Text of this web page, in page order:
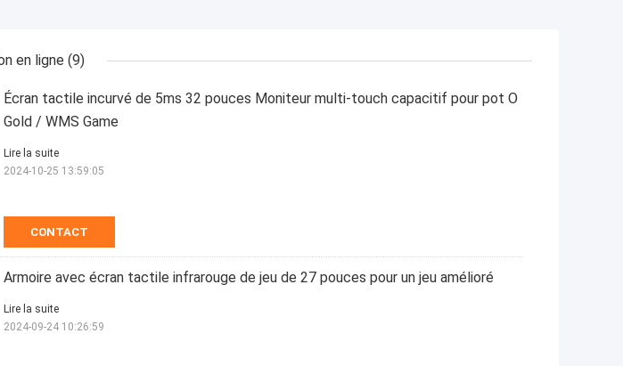
en ligne (9)
Écran tactile incurvé de 5ms 32 pouces Moniteur multi-touch capacitif pour pot O
Gold / WMS Game
CONTACT
Lire la suite
2024-10-25 13:59:05
Armoire avec écran tactile infrarouge de jeu de 27 pouces pour un jeu amélioré
Lire la suite
2024-09-24 10:26:59